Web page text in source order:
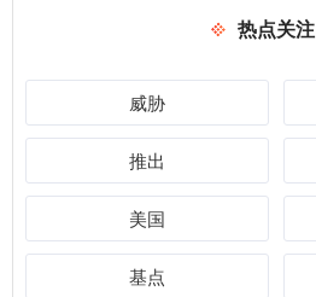
热点关注
威胁
推出
美国
基点